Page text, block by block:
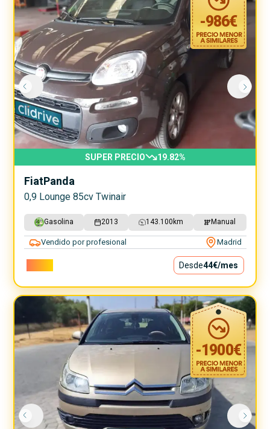
-986€
SUPER PRECIO 19.82%
FiatPanda
0,9 Lounge 85cv Twinair
Gasolina 2013 143.100 km Manual
Vendido por profesional Madrid
Desde44€/mes
-1900€